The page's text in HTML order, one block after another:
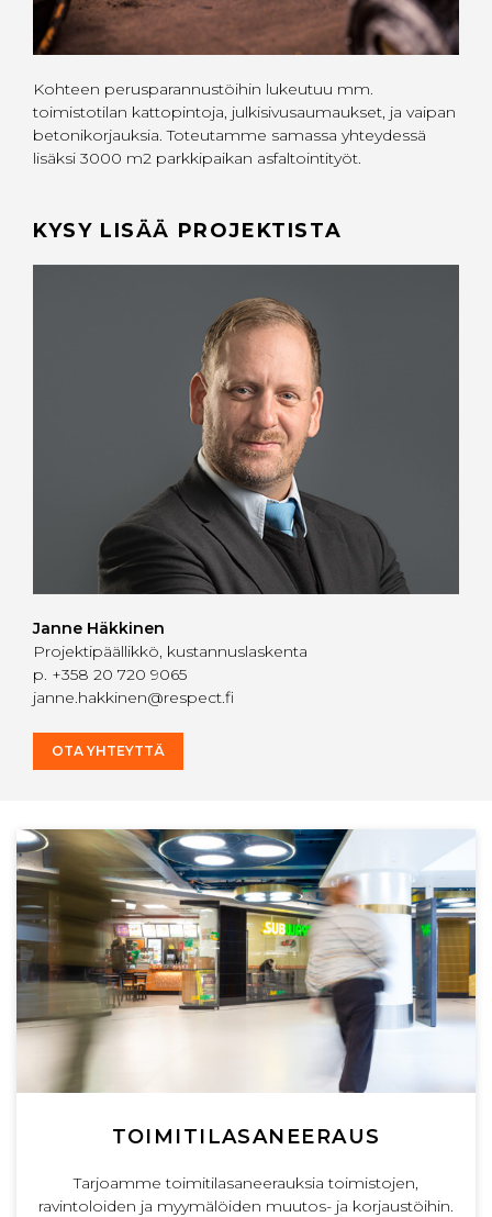
Kohteen perusparannustöihin lukeutuu mm.
toimistotilan kattopintoja, julkisivusaumaukset, ja vaipan
betonikorjauksia. Toteutamme samassa yhteydessä
lisäksi 3000 m2 parkkipaikan asfaltointityöt.
KYSY LISÄÄ PROJEKTISTA
Janne Häkkinen
Projektipäällikkö, kustannuslaskenta
p. +358 20 720 9065
janne.hakkinen@respect.fi
OTA YHTEYTTÄ
TOIMITILASANEERAUS
Tarjoamme toimitilasaneerauksia toimistojen,
ravintoloiden ja myymälöiden muutos- ja korjaustöihin.